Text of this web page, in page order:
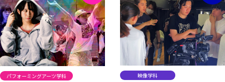
パフォーミングアーツ学科 映像学科